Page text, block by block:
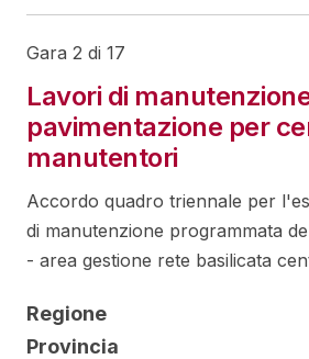
Gara 2 di 17
Lavori di
pavimentazione per
manutentori
Accordo quadro triennale per
di manutenzione programmata
- area gestione rete basilicata
Regione
Provincia